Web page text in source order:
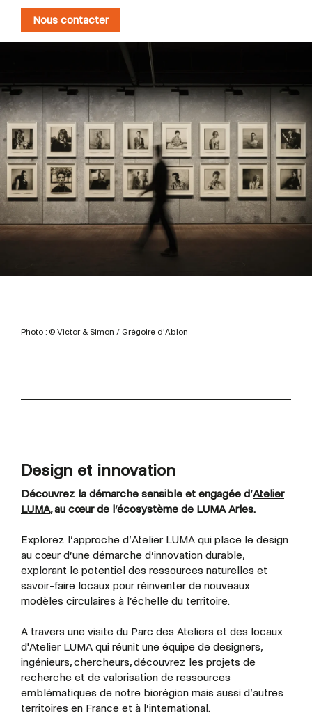
Nous contacter
Photo : © Victor & Simon / Grégoire d'Ablon
Design et innovation
Découvrez la démarche sensible et engagée d’Atelier
LUMA, au cœur de l’écosystème de LUMA Arles.
Explorez l’approche d’Atelier LUMA qui place le design
au cœur d’une démarche d’innovation durable,
explorant le potentiel des ressources naturelles et
savoir-faire locaux pour réinventer de nouveaux
modèles circulaires à l’échelle du territoire.
A travers une visite du Parc des Ateliers et des locaux
d'Atelier LUMA qui réunit une équipe de designers,
ingénieurs, chercheurs, découvrez les projets de
recherche et de valorisation de ressources
emblématiques de notre biorégion mais aussi d’autres
territoires en France et à l’international.